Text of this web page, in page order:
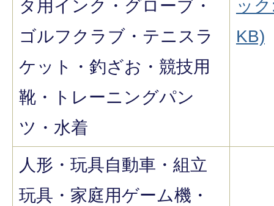
タ用インク・グローブ・
ゴルフクラブ・テニスラ
ケット・釣ざお・競技用
靴・トレーニングパン
ツ・水着
ッ
KB)
人形・玩具自動車・組立
玩具・家庭用ゲーム機・